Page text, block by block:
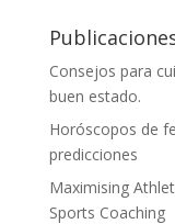
Consejos para
buen estado.
Horóscopos de
predicciones
Maximising
Sports Coaching